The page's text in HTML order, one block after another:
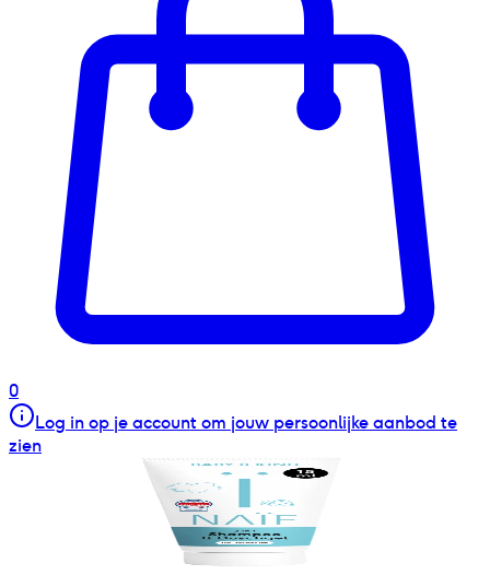
0
Log in op je account om jouw persoonlijke aanbod te
zien